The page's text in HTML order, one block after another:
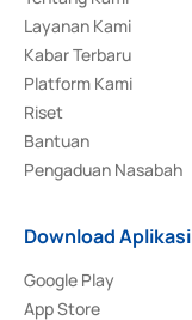
Layanan Kami
Kabar Terbaru
Platform Kami
Riset
Bantuan
Pengaduan Nasabah
Download Aplikasi
Google Play
App Store